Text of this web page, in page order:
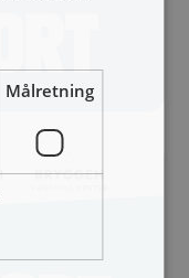
Målretning